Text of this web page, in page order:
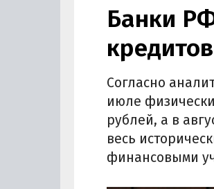
Банки
Согласно
июле
рублей, а в
весь
финансовыми